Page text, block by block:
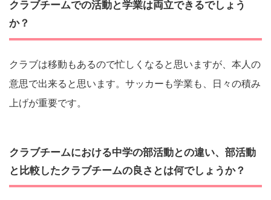
クラブチームでの活動と学業は両立できるでしょう
か？
クラブは移動もあるので忙しくなると思いますが、本人の
意思で出来ると思います。サッカーも学業も、日々の積み
上げが重要です。
クラブチームにおける中学の部活動との違い、部活動
と比較したクラブチームの良さとは何でしょうか？